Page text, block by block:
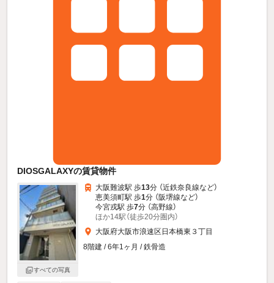
DIOSGALAXYの賃貸物件
すべての写真
大阪難波駅 歩13分 （近鉄奈良線など）
恵美須町駅 歩1分 （阪堺線など）
今宮戎駅 歩7分 （高野線）
ほか14駅（徒歩20分圏内）
大阪府大阪市浪速区日本橋東３丁目
8階建 / 6年1ヶ月 / 鉄骨造